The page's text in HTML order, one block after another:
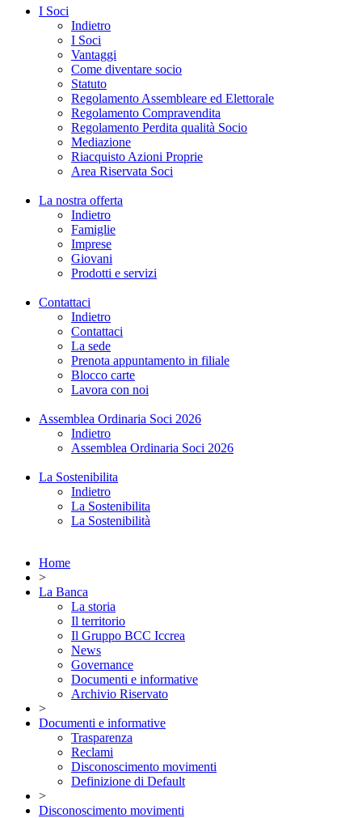
I Soci
Indietro
I Soci
Vantaggi
Come diventare socio
Statuto
Regolamento Assembleare ed Elettorale
Regolamento Compravendita
Regolamento Perdita qualità Socio
Mediazione
Riacquisto Azioni Proprie
Area Riservata Soci
La nostra offerta
Indietro
Famiglie
Imprese
Giovani
Prodotti e servizi
Contattaci
Indietro
Contattaci
La sede
Prenota appuntamento in filiale
Blocco carte
Lavora con noi
Assemblea Ordinaria Soci 2026
Indietro
Assemblea Ordinaria Soci 2026
La Sostenibilita
Indietro
La Sostenibilita
La Sostenibilità
Home
>
La Banca
La storia
Il territorio
Il Gruppo BCC Iccrea
News
Governance
Documenti e informative
Archivio Riservato
>
Documenti e informative
Trasparenza
Reclami
Disconoscimento movimenti
Definizione di Default
>
Disconoscimento movimenti